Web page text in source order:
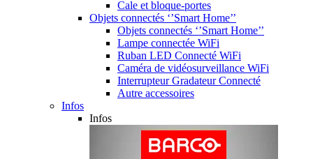
Cale et bloque-portes
Objets connectés ‘’Smart Home’’
Objets connectés ‘’Smart Home’’
Lampe connectée WiFi
Ruban LED Connecté WiFi
Caméra de vidéosurveillance WiFi
Interrupteur Gradateur Connecté
Autre accessoires
Infos
Infos